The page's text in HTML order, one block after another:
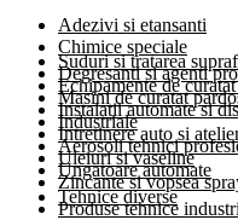
Adezivi si etansanti
Chimice speciale
Suduri si tratarea
Degresanti si agenti
Echipamente de
Masini de curatat
Instalatii automate si
Industriale
Intretinere auto si
Aerosoli tehnici
Uleiuri si vaseline
Ungatoare automate
Zincante si vopsea
Tehnice diverse
Produse tehnice